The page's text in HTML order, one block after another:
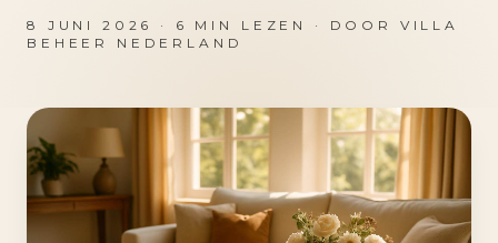
8 JUNI 2026 · 6 MIN LEZEN · DOOR
VILLA
BEHEER NEDERLAND